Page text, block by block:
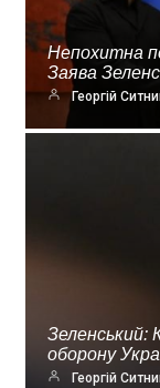
Непохитна
Заява
Георгій
оборону
Георгій